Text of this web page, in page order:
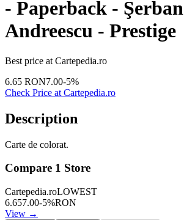
- Paperback - Şerban
Andreescu - Prestige
Best price at Cartepedia.ro
6.65 RON7.00-5%
Check Price at Cartepedia.ro
Description
Carte de colorat.
Compare 1 Store
Cartepedia.roLOWEST
6.657.00-5%RON
View →